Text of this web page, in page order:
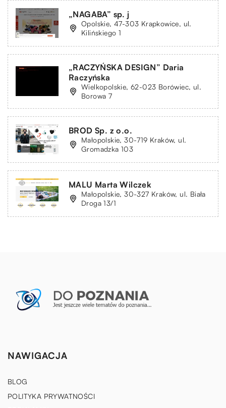
„NAGABA” sp. j
Opolskie, 47-303 Krapkowice, ul.
Kilińskiego 1
„RACZYŃSKA DESIGN” Daria
Raczyńska
Wielkopolskie, 62-023 Borówiec, ul.
Borowa 7
BROD Sp. z o.o.
Małopolskie, 30-719 Kraków, ul.
Gromadzka 103
MALU Marta Wilczek
Małopolskie, 30-327 Kraków, ul. Biała
Droga 13/1
NAWIGACJA
BLOG
POLITYKA PRYWATNOŚCI